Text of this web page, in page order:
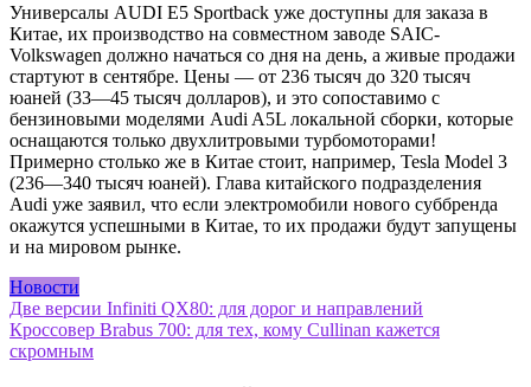
Универсалы AUDI E5 Sportback уже доступны для заказа в
Китае, их производство на совместном заводе SAIC-
Volkswagen должно начаться со дня на день, а живые продажи
стартуют в сентябре. Цены — от 236 тысяч до 320 тысяч
юаней (33—45 тысяч долларов), и это сопоставимо с
бензиновыми моделями Audi A5L локальной сборки, которые
оснащаются только двухлитровыми турбомоторами!
Примерно столько же в Китае стоит, например, Tesla Model 3
(236—340 тысяч юаней). Глава китайского подразделения
Audi уже заявил, что если электромобили нового суббренда
окажутся успешными в Китае, то их продажи будут запущены
и на мировом рынке.
Новости
Навигация
по
Две версии Infiniti QX80: для дорог и направлений
Кроссовер Brabus 700: для тех, кому Cullinan кажется
скромным